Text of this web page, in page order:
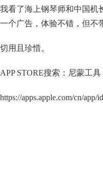
我看了海上钢琴师和中国机
一个广告，体验不错，但不
切用且珍惜。
APP STORE搜索：尼蒙工具
https://apps.apple.com/cn/app/